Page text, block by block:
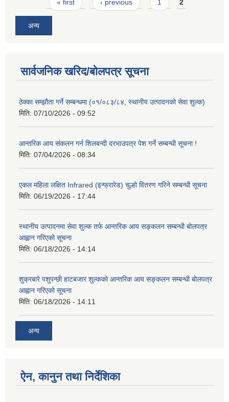
« first ‹ previous 1 2
अन्य
सार्वजनिक खरिद/बोलपत्र सूचना
ठेक्का सम्झौता गर्ने सम्बन्धमा (०१/०८३/८४, स्थानीय उत्पादनको सेवा शुल्क)
मिति: 07/10/2026 - 09:52
आन्तरिक आय संकलन गर्न शिलबन्दी दरभाउपत्र पेश गर्ने सम्बन्धी सूचना !
मिति: 07/04/2026 - 08:34
एकल महिला लक्षित Infrared (इन्फ्रारेड) चुल्हो वितरण गरिने सम्बन्धी सूचना
मिति: 06/19/2026 - 17:44
स्थानीय उत्पादनमा सेवा शुल्क तर्फ आन्तरिक आय सङ्कलन सम्बन्धी बोलपत्र
आह्वान गरिएको सूचना
मिति: 06/18/2026 - 14:14
शुक्रबारे पशुपन्छी हाटबजार शुल्कको आन्तरिक आय सङ्कलन सम्बन्धी बोलपत्र
आह्वान गरिएको सूचना
मिति: 06/18/2026 - 14:11
अन्य
ऐन, कानुन तथा निर्देशिका